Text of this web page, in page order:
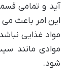
آید و تمامی
این امر باعث می
مواد غذایی
موادی مانند
شود.